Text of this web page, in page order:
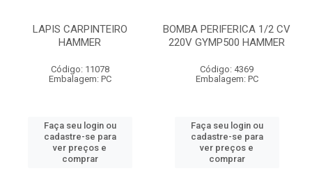
LAPIS CARPINTEIRO
HAMMER
Código: 11078
Embalagem: PC
Faça seu login ou
cadastre-se para
ver preços e
comprar
BOMBA PERIFERICA 1/2 CV
220V GYMP500 HAMMER
Código: 4369
Embalagem: PC
Faça seu login ou
cadastre-se para
ver preços e
comprar